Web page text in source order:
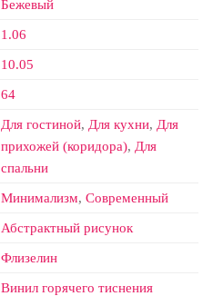
Бежевый
1.06
10.05
64
Для гостиной, Для кухни, Для
прихожей (коридора), Для
спальни
Минимализм, Современный
Абстрактный рисунок
Флизелин
Винил горячего тиснения